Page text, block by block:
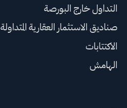
التداول خارج البورصة
صناديق الاستثمار العقارية المتداولة
الاكتتابات
الهامش